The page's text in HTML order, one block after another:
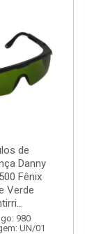
de
Danny
Fênix
Verde
980
UN/01